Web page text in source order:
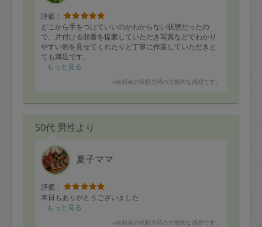
評価：
どこから手をつけていいのかわからない状態だったの
で、片付ける順番を提案していただき写真などでわかり
やすい例を見せてくれたりと丁寧に作業していただきと
ても満足です。
もっと見る
※依頼者の依頼当時の主観的な感想です。
50代 男性より
夏子ママ
評価：
本日もありがとうございました
もっと見る
※依頼者の依頼当時の主観的な感想です。